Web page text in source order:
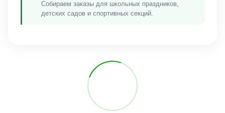
Собираем заказы для школьных праздников,
детских садов и спортивных секций.